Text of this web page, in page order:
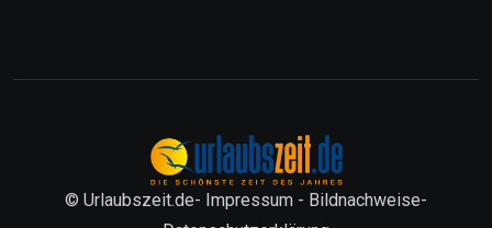
© Urlaubszeit.de- Impressum - Bildnachweise-